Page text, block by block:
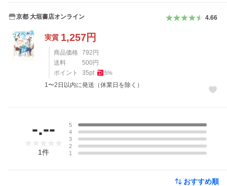
京都 大垣書店オンライン 4.66
実質 1,257円
商品価格 792 円
送料
500 円
ポイント
35pt 5%
1〜2日以内に発送（休業日を除く）
-.--
1件
5
4
3
2
1
おすすめ順